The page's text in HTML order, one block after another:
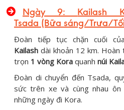
Ngày 9: Kailash
Tsada (Bữa sáng/Trưa/
Đoàn tiếp tục chặn cuối
Kailash dài khoản 12 km.
trọn 1 vòng Kora quanh núi
Đoàn di chuyển đến Tsada,
sức trên xe và cùng nhau
những ngày đi Kora.